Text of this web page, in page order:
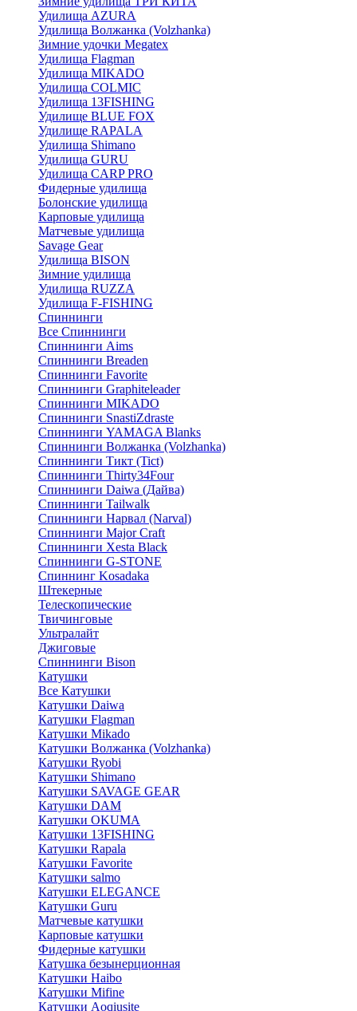
Удилища AZURA
Удилища Волжанка (Volzhanka)
Зимние удочки Megatex
Удилища Flagman
Удилища MIKADO
Удилища COLMIC
Удилища 13FISHING
Удилище BLUE FOX
Удилище RAPALA
Удилища Shimano
Удилища GURU
Удилища CARP PRO
Фидерные удилища
Болонские удилища
Карповые удилища
Матчевые удилища
Savage Gear
Удилища BISON
Зимние удилища
Удилища RUZZA
Удилища F-FISHING
Спиннинги
Все Спиннинги
Спиннинги Aims
Спиннинги Breaden
Спиннинги Favorite
Спиннинги Graphiteleader
Спиннинги MIKADO
Спиннинги SnastiZdraste
Спиннинги YAMAGA Blanks
Спиннинги Волжанка (Volzhanka)
Спиннинги Тикт (Tict)
Спиннинги Thirty34Four
Спиннинги Daiwa (Дайва)
Спиннинги Tailwalk
Спиннинги Нарвал (Narval)
Спиннинги Major Craft
Спиннинги Xesta Black
Спиннинги G-STONE
Спиннинг Kosadaka
Штекерные
Телескопические
Твичинговые
Ультралайт
Джиговые
Спиннинги Bison
Катушки
Все Катушки
Катушки Daiwa
Катушки Flagman
Катушки Mikado
Катушки Волжанка (Volzhanka)
Катушки Ryobi
Катушки Shimano
Катушки SAVAGE GEAR
Катушки DAM
Катушки OKUMA
Катушки 13FISHING
Катушки Rapala
Катушки Favorite
Катушки salmo
Катушки ELEGANCE
Катушки Guru
Матчевые катушки
Карповые катушки
Фидерные катушки
Катушка безынерционная
Катушки Haibo
Катушки Mifine
Катушки Aoqiusite